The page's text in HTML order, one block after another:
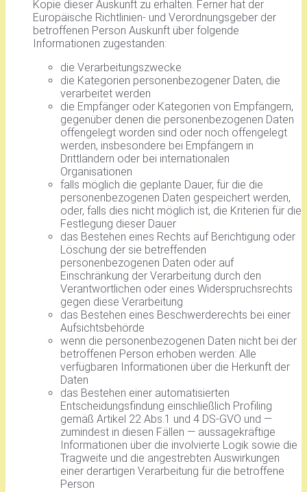
Kopie dieser Auskunft zu erhalten. Ferner hat der
Europäische Richtlinien- und Verordnungsgeber der
betroffenen Person Auskunft über folgende
Informationen zugestanden:
die Verarbeitungszwecke
die Kategorien personenbezogener Daten, die
verarbeitet werden
die Empfänger oder Kategorien von Empfängern,
gegenüber denen die personenbezogenen Daten
offengelegt worden sind oder noch offengelegt
werden, insbesondere bei Empfängern in
Drittländern oder bei internationalen
Organisationen
falls möglich die geplante Dauer, für die die
personenbezogenen Daten gespeichert werden,
oder, falls dies nicht möglich ist, die Kriterien für die
Festlegung dieser Dauer
das Bestehen eines Rechts auf Berichtigung oder
Löschung der sie betreffenden
personenbezogenen Daten oder auf
Einschränkung der Verarbeitung durch den
Verantwortlichen oder eines Widerspruchsrechts
gegen diese Verarbeitung
das Bestehen eines Beschwerderechts bei einer
Aufsichtsbehörde
wenn die personenbezogenen Daten nicht bei der
betroffenen Person erhoben werden: Alle
verfügbaren Informationen über die Herkunft der
Daten
das Bestehen einer automatisierten
Entscheidungsfindung einschließlich Profiling
gemäß Artikel 22 Abs.1 und 4 DS-GVO und —
zumindest in diesen Fällen — aussagekräftige
Informationen über die involvierte Logik sowie die
Tragweite und die angestrebten Auswirkungen
einer derartigen Verarbeitung für die betroffene
Person